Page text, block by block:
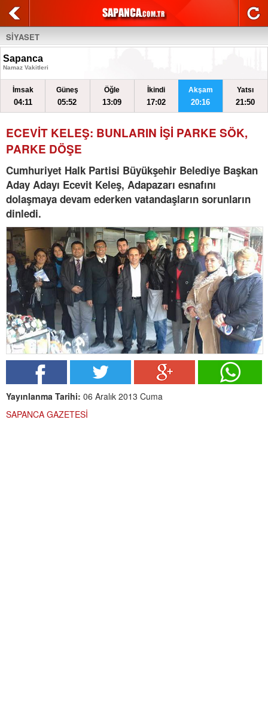
SİYASET
Sapanca
Namaz Vakitleri
İmsak
04:11
Güneş
05:52
Öğle
13:09
İkindi
17:02
Akşam
20:16
Yatsı
21:50
ECEVİT KELEŞ: BUNLARIN İŞİ PARKE SÖK,
PARKE DÖŞE
Cumhuriyet Halk Partisi Büyükşehir Belediye Başkan
Aday Adayı Ecevit Keleş, Adapazarı esnafını
dolaşmaya devam ederken vatandaşların sorunların
dinledi.
Yayınlanma Tarihi: 06 Aralık 2013 Cuma
SAPANCA GAZETESİ